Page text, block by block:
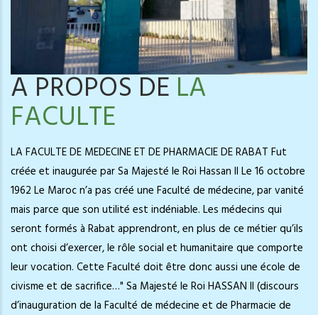
A PROPOS DELA
FACULTE
LA FACULTE DE MEDECINE ET DE PHARMACIE DE RABAT Fut
créée et inaugurée par Sa Majesté le Roi Hassan II Le 16 octobre
1962 Le Maroc n’a pas créé une Faculté de médecine, par vanité
mais parce que son utilité est indéniable. Les médecins qui
seront formés à Rabat apprendront, en plus de ce métier qu’ils
ont choisi d’exercer, le rôle social et humanitaire que comporte
leur vocation. Cette Faculté doit être donc aussi une école de
civisme et de sacrifice…" Sa Majesté le Roi HASSAN II (discours
d’inauguration de la Faculté de médecine et de Pharmacie de